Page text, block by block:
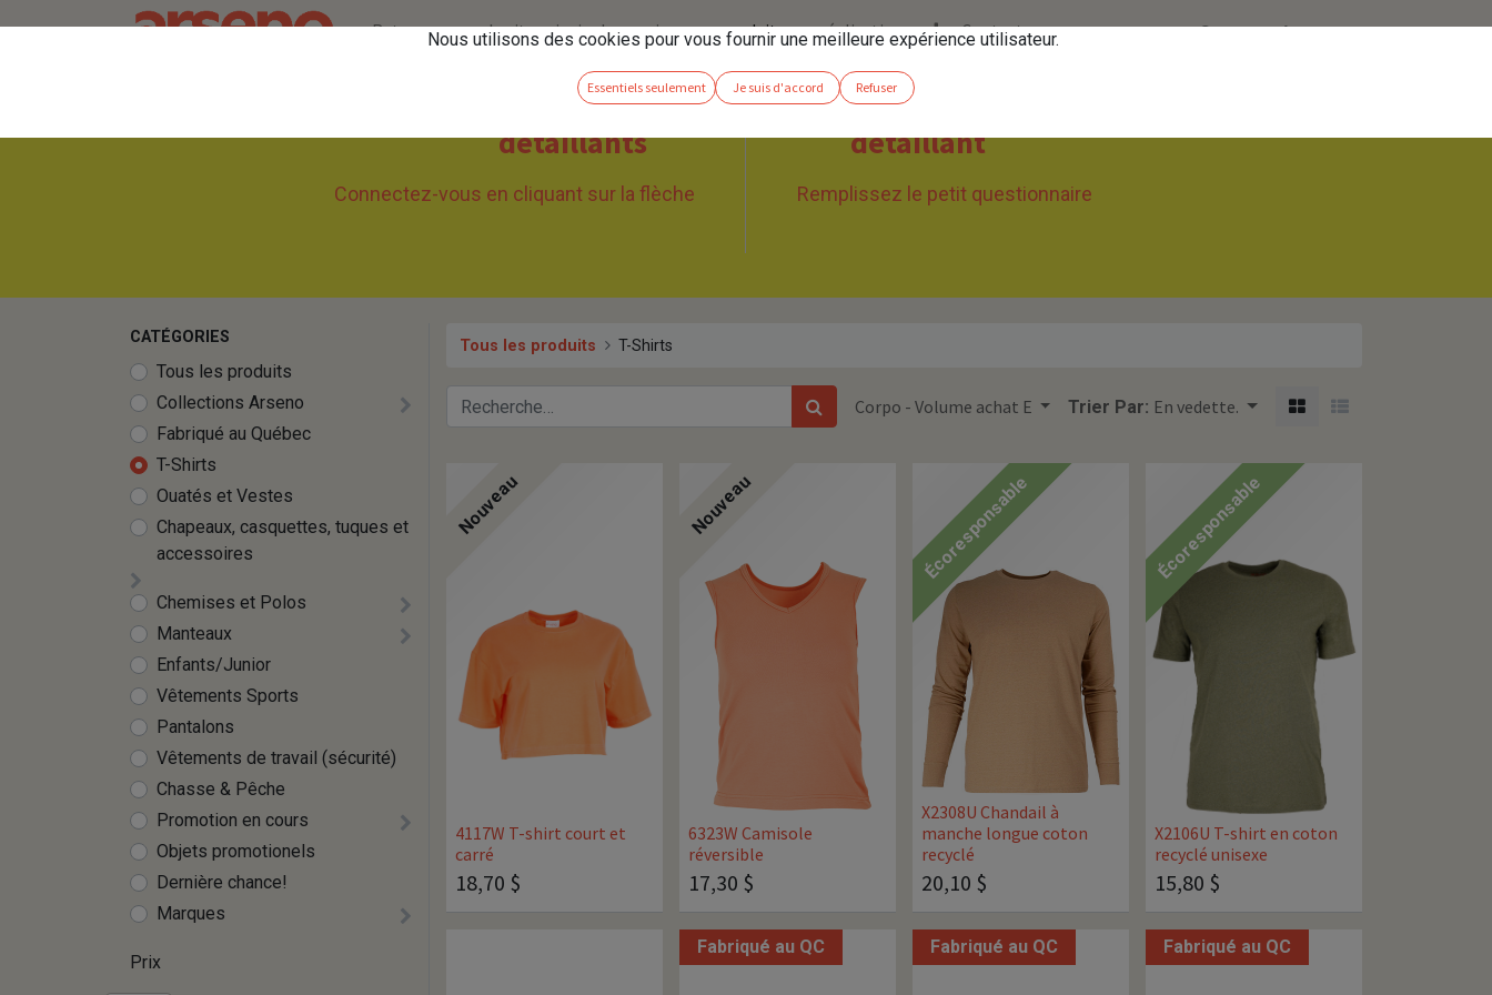
Retourner vers le site principal services produits réalisations Contactez-nous Se connecter FR
Vous êtes un de nos
détaillants
Connectez-vous en cliquant sur la flèche
Vous souhaitez devenir
détaillant
Remplissez le petit questionnaire
CATÉGORIES
Tous les produits
Collections Arseno
Fabriqué au Québec
T-Shirts
Ouatés et Vestes
Chapeaux, casquettes, tuques et
accessoires
Chemises et Polos
Manteaux
Enfants/Junior
Vêtements Sports
Pantalons
Vêtements de travail (sécurité)
Chasse & Pêche
Promotion en cours
Objets promotionels
Dernière chance!
Marques
Prix
Tous les produits T-Shirts
Corpo - Volume achat E Trier Par: En vedette.
4117W T-shirt court et
carré
18,70 $
Nouveau
6323W Camisole
réversible
17,30 $
Nouveau
X2308U Chandail à
manche longue coton
recyclé
20,10 $
Écoresponsable
X2106U T-shirt en coton
recyclé unisexe
15,80 $
Écoresponsable
Fabriqué au QC Fabriqué au QC Fabriqué au QC
Nous utilisons des cookies pour vous fournir une meilleure expérience utilisateur.
Essentiels seulement Je suis d'accord Refuser